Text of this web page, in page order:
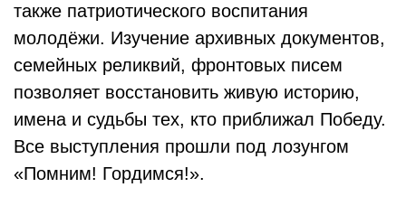
также патриотического воспитания
молодёжи. Изучение архивных документов,
семейных реликвий, фронтовых писем
позволяет восстановить живую историю,
имена и судьбы тех, кто приближал Победу.
Все выступления прошли под лозунгом
«Помним! Гордимся!».